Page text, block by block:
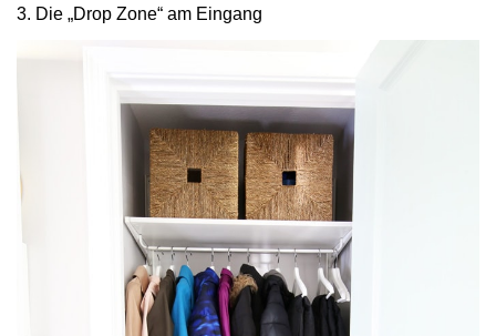
3. Die „Drop Zone“ am Eingang